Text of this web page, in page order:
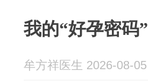
我的“好孕密码”
牟方祥医生 2026-08-05